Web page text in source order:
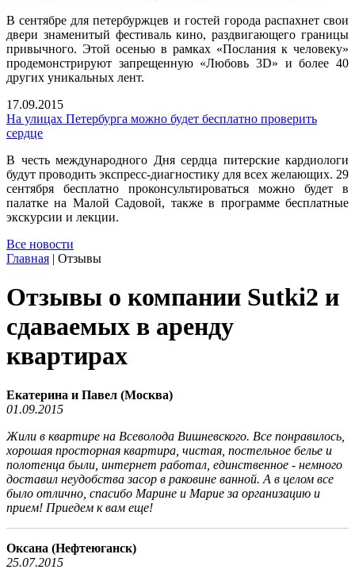
В сентябре для петербуржцев и гостей города распахнет свои
двери знаменитый фестиваль кино, раздвигающего границы
привычного. Этой осенью в рамках «Послания к человеку»
продемонстрируют запрещенную «Любовь 3D» и более 40
других уникальных лент.
17.09.2015
На улицах Петербурга можно будет бесплатно проверить
сердце
В честь международного Дня сердца питерские кардиологи
будут проводить экспресс-диагностику для всех желающих. 29
сентября бесплатно проконсультироваться можно будет в
палатке на Малой Садовой, также в программе бесплатные
экскурсии и лекции.
Все новости
Главная | Отзывы
Отзывы о компании Sutki2 и
сдаваемых в аренду
квартирах
Екатерина и Павел (Москва)
01.09.2015
Жили в квартире на Всеволода Вишневского. Все понравилось,
хорошая просторная квартира, чистая, постельное белье и
полотенца были, интернет работал, единственное - немного
доставил неудобства засор в раковине ванной. А в целом все
было отлично, спасибо Марине и Марие за организацию и
прием! Приедем к вам еще!
Оксана (Нефтеюганск)
25.07.2015